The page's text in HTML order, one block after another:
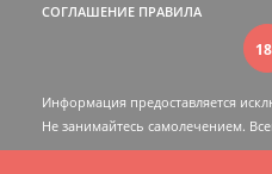
СОГЛАШЕНИЕ ПРАВИЛА
Информация предоставляется
Не занимайтесь самолечением.